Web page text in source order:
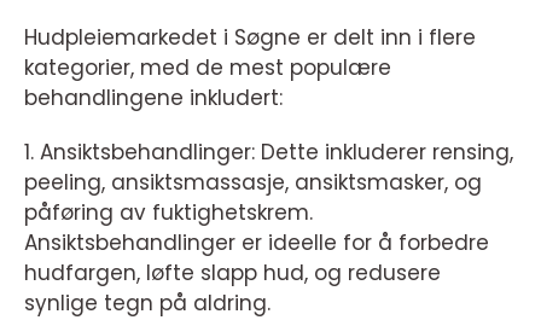
Hudpleiemarkedet i Søgne er delt inn i flere
kategorier, med de mest populære
behandlingene inkludert:
1. Ansiktsbehandlinger: Dette inkluderer rensing,
peeling, ansiktsmassasje, ansiktsmasker, og
påføring av fuktighetskrem.
Ansiktsbehandlinger er ideelle for å forbedre
hudfargen, løfte slapp hud, og redusere
synlige tegn på aldring.